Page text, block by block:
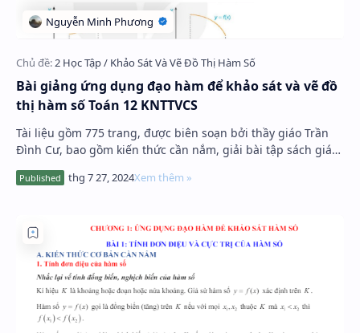
Bài giảng ứng dụng đạo hàm để khảo sát và vẽ đồ
thị hàm số Toán 12 KNTTVCS
Tài liệu gồm 775 trang, được biên soạn bởi thầy giáo Trần
Đình Cư, bao gồm kiến thức cần nắm, giải bài tập sách giáo